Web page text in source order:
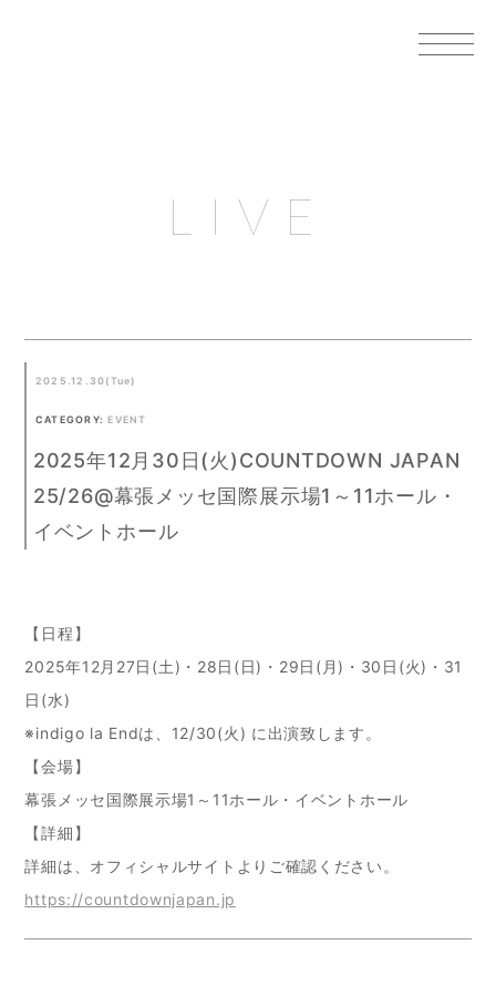
LIVE
2025.12.30(Tue)
CATEGORY: EVENT
2025年12月30日(火)COUNTDOWN JAPAN
25/26@幕張メッセ国際展示場1～11ホール・
イベントホール
【日程】
2025年12月27日(土)・28日(日)・29日(月)・30日(火)・31
日(水)
※indigo la Endは、12/30(火) に出演致します。
【会場】
幕張メッセ国際展示場1～11ホール・イベントホール
【詳細】
詳細は、オフィシャルサイトよりご確認ください。
https://countdownjapan.jp